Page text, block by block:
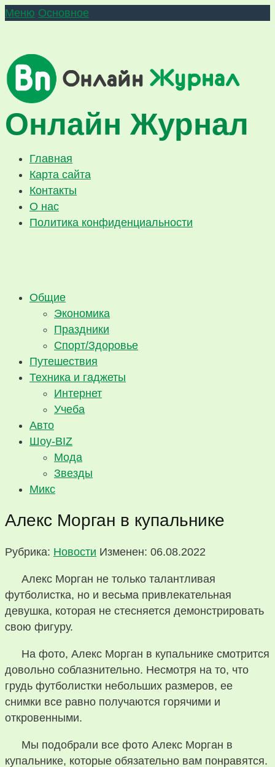
Меню Основное
Онлайн Журнал
Главная
Карта сайта
Контакты
О нас
Политика конфиденциальности
Общие
Экономика
Праздники
Спорт/Здоровье
Путешествия
Техника и гаджеты
Интернет
Учеба
Авто
Шоу-BIZ
Мода
Звезды
Микс
Алекс Морган в купальнике
Рубрика: Новости Изменен: 06.08.2022
Алекс Морган не только талантливая
футболистка, но и весьма привлекательная
девушка, которая не стесняется демонстрировать
свою фигуру.
На фото, Алекс Морган в купальнике смотрится
довольно соблазнительно. Несмотря на то, что
грудь футболистки небольших размеров, ее
снимки все равно получаются горячими и
откровенными.
Мы подобрали все фото Алекс Морган в
купальнике, которые обязательно вам понравятся.